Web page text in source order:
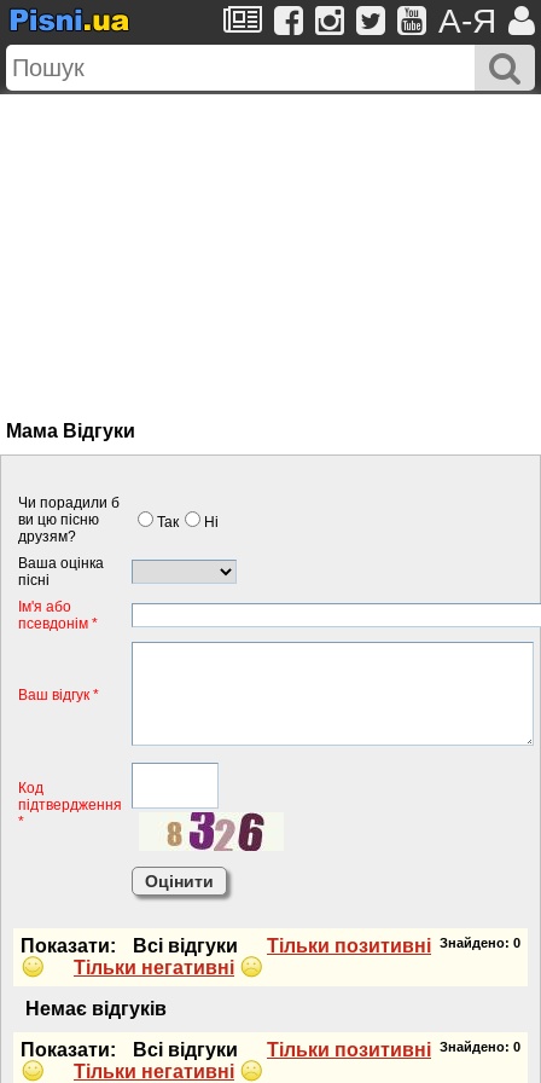
A-Я
Мама Вiдгуки
Чи порадили б
ви цю пісню
друзям?
Так Нi
Ваша оцінка
пісні
Iм'я або
псевдонiм *
Ваш відгук *
Код
підтвердження
*
Знайдено: 0
Показати: Всi вiдгуки
Тiльки позитивнi
Тiльки негативнi
Немає вiдгукiв
Знайдено: 0
Показати: Всi вiдгуки
Тiльки позитивнi
Тiльки негативнi